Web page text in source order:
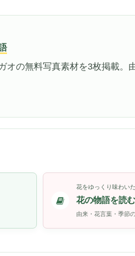
オの無料写真素材を3枚掲載。
花をゆっくり味わい
花の物語を読む
由来・花言葉・季節